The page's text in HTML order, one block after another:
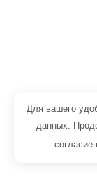
Для вашего
данных.